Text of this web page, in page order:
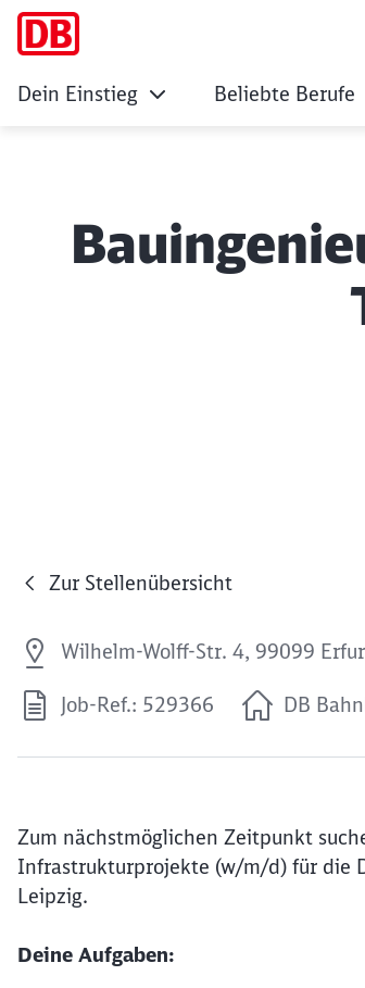
Dein Einstieg Beliebte Berufe
Zur Stellenübersicht
Wilhelm-Wolff-Str. 4, 99099
Job-Ref.: 529366 DB
Zum nächstmöglichen Zeitpunkt
Infrastrukturprojekte (w/m/d) für die
Leipzig.
Deine Aufgaben: